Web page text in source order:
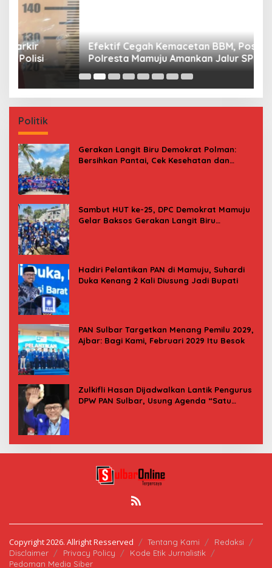
Efektif Cegah Kemacetan BBM, Pos Pantau
Polresta Mamuju Amankan Jalur SPBU Kali
Mamuju
Politik
Gerakan Langit Biru Demokrat Polman:
Bersihkan Pantai, Cek Kesehatan dan
Sambut HUT ke-25, DPC Demokrat Mamuju
Gelar Baksos Gerakan Langit Biru
Hadiri Pelantikan PAN di Mamuju, Suhardi
Duka Kenang 2 Kali Diusung Jadi Bupati
PAN Sulbar Targetkan Menang Pemilu 2029,
Ajbar: Bagi Kami, Februari 2029 Itu Besok
Zulkifli Hasan Dijadwalkan Lantik Pengurus
DPW PAN Sulbar, Usung Agenda “Satu
Copyright 2026. Allright Resserved Tentang Kami
Redaksi
Disclaimer
Privacy Policy
Kode Etik Jurnalistik
Pedoman Media Siber